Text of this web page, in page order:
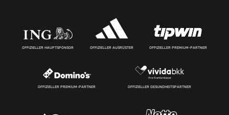
OFFIZIELLER HAUPTSPONSOR OFFIZIELLER AUSRÜSTER OFFIZIELLER PREMIUM-PARTNER
OFFIZIELLER PREMIUM-PARTNER OFFIZIELLER GESUNDHEITSPARTNER